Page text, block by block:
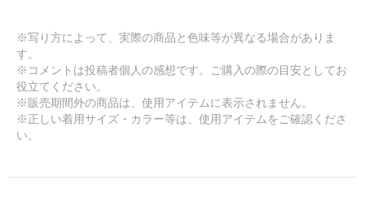
※写り方によって、実際の商品と色味等が異なる場合がありま
す。
※コメントは投稿者個人の感想です。ご購入の際の目安としてお
役立てください。
※販売期間外の商品は、使用アイテムに表示されません。
※正しい着用サイズ・カラー等は、使用アイテムをご確認くださ
い。